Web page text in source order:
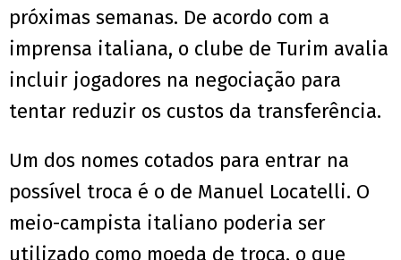
próximas semanas. De acordo com a
imprensa italiana, o clube de Turim avalia
incluir jogadores na negociação para
tentar reduzir os custos da transferência.
Um dos nomes cotados para entrar na
possível troca é o de Manuel Locatelli. O
meio-campista italiano poderia ser
utilizado como moeda de troca, o que